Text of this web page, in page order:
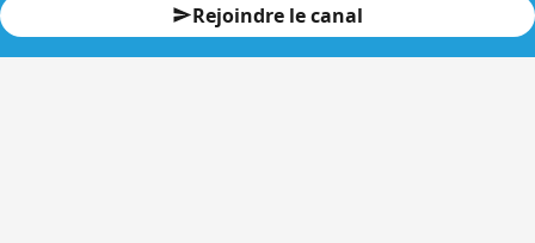
Rejoindre le canal